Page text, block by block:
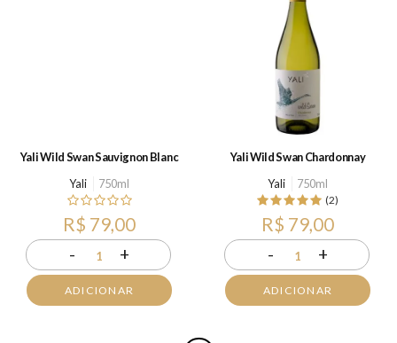
Yali Wild Swan Sauvignon Blanc
Yali
750ml
R$ 79,00
- 1 +
ADICIONAR
Yali Wild Swan Chardonnay
Yali
750ml
(2)
R$ 79,00
- 1 +
ADICIONAR